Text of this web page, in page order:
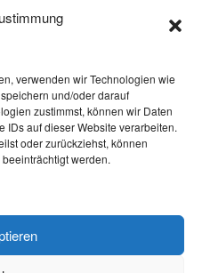
verwenden wir Technologien wie
und/oder darauf
zustimmst, können wir Daten
IDs auf dieser Website verarbeiten.
oder zurückziehst, können
werden.
Versand